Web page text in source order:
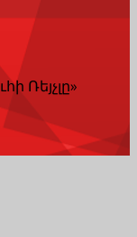
Ռեյչլը»